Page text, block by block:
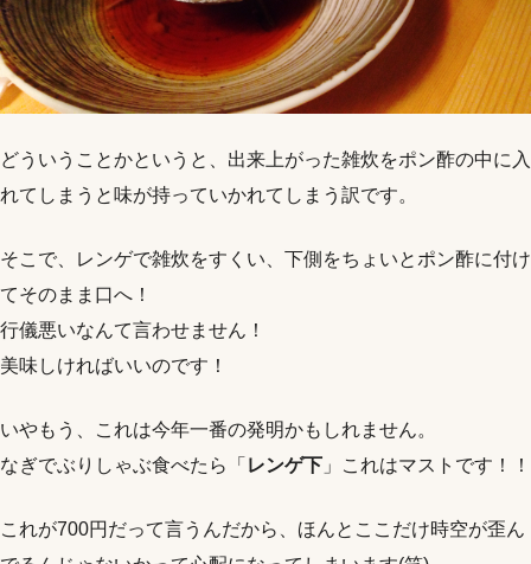
どういうことかというと、出来上がった雑炊をポン酢の中に入
れてしまうと味が持っていかれてしまう訳です。
そこで、レンゲで雑炊をすくい、下側をちょいとポン酢に付け
てそのまま口へ！
行儀悪いなんて言わせません！
美味しければいいのです！
いやもう、これは今年一番の発明かもしれません。
なぎでぶりしゃぶ食べたら「 レンゲ下 」これはマストです！！
これが700円だって言うんだから、ほんとここだけ時空が歪ん